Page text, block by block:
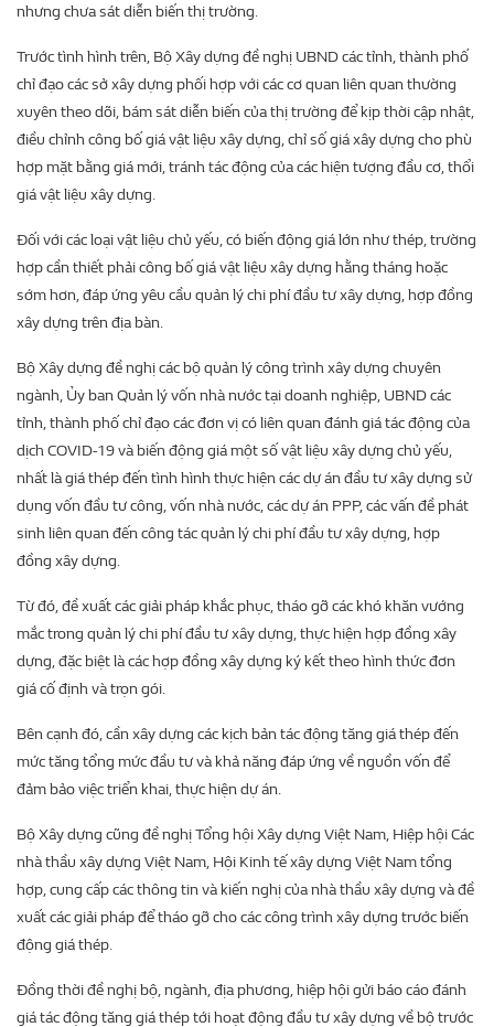
nhưng chưa sát diễn biến thị trường.
Trước tình hình trên, Bộ Xây dựng đề nghị UBND các tỉnh, thành phố
chỉ đạo các sở xây dựng phối hợp với các cơ quan liên quan thường
xuyên theo dõi, bám sát diễn biến của thị trường để kịp thời cập nhật,
điều chỉnh công bố giá vật liệu xây dựng, chỉ số giá xây dựng cho phù
hợp mặt bằng giá mới, tránh tác động của các hiện tượng đầu cơ, thổi
giá vật liệu xây dựng.
Đối với các loại vật liệu chủ yếu, có biến động giá lớn như thép, trường
hợp cần thiết phải công bố giá vật liệu xây dựng hằng tháng hoặc
sớm hơn, đáp ứng yêu cầu quản lý chi phí đầu tư xây dựng, hợp đồng
xây dựng trên địa bàn.
Bộ Xây dựng đề nghị các bộ quản lý công trình xây dựng chuyên
ngành, Ủy ban Quản lý vốn nhà nước tại doanh nghiệp, UBND các
tỉnh, thành phố chỉ đạo các đơn vị có liên quan đánh giá tác động của
dịch COVID-19 và biến động giá một số vật liệu xây dựng chủ yếu,
nhất là giá thép đến tình hình thực hiện các dự án đầu tư xây dựng sử
dụng vốn đầu tư công, vốn nhà nước, các dự án PPP, các vấn đề phát
sinh liên quan đến công tác quản lý chi phí đầu tư xây dựng, hợp
đồng xây dựng.
Từ đó, đề xuất các giải pháp khắc phục, tháo gỡ các khó khăn vướng
mắc trong quản lý chi phí đầu tư xây dựng, thực hiện hợp đồng xây
dựng, đặc biệt là các hợp đồng xây dựng ký kết theo hình thức đơn
giá cố định và trọn gói.
Bên cạnh đó, cần xây dựng các kịch bản tác động tăng giá thép đến
mức tăng tổng mức đầu tư và khả năng đáp ứng về nguồn vốn để
đảm bảo việc triển khai, thực hiện dự án.
Bộ Xây dựng cũng đề nghị Tổng hội Xây dựng Việt Nam, Hiệp hội Các
nhà thầu xây dựng Việt Nam, Hội Kinh tế xây dựng Việt Nam tổng
hợp, cung cấp các thông tin và kiến nghị của nhà thầu xây dựng và đề
xuất các giải pháp để tháo gỡ cho các công trình xây dựng trước biến
động giá thép.
Đồng thời đề nghị bộ, ngành, địa phương, hiệp hội gửi báo cáo đánh
giá tác động tăng giá thép tới hoạt động đầu tư xây dựng về bộ trước